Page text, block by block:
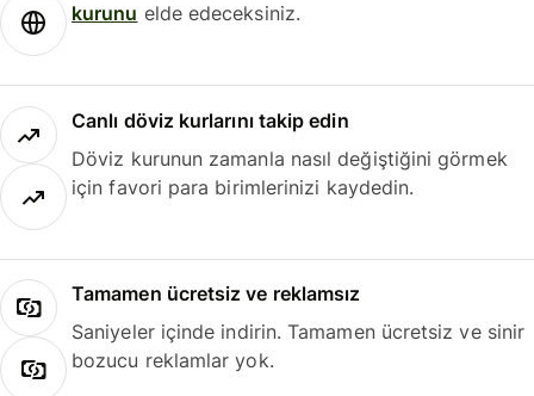
kurunu elde edeceksiniz.
Canlı döviz kurlarını takip edin
Döviz kurunun zamanla nasıl değiştiğini görmek
için favori para birimlerinizi kaydedin.
Tamamen ücretsiz ve reklamsız
Saniyeler içinde indirin. Tamamen ücretsiz ve sinir
bozucu reklamlar yok.